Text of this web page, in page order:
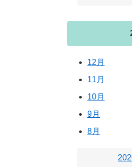
12月
11月
10月
9月
8月